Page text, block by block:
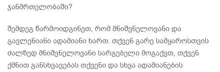
ჯანმრთელობაში?
შემდეგ წარმოიდგინეთ, რომ მნიშვნელოვანი და
გავლენიანი ადამიანი ხართ. თქვენ გარე სამყაროსთვის
ძალზედ მნიშვნელოვანი სარგებელი მოგაქვთ, თქვენ
ქმნით განსხვავებას თქვენი და სხვა ადამიანების